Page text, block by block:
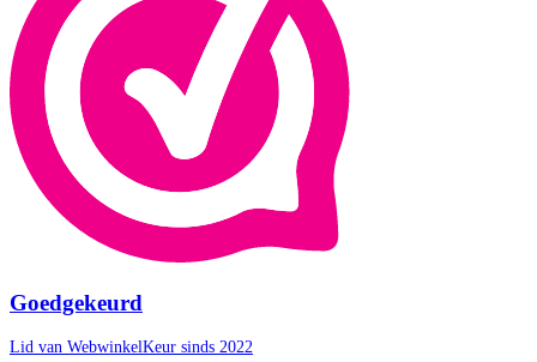
Goedgekeurd
Lid van WebwinkelKeur sinds 2022